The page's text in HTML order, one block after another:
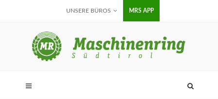
UNSERE BÜROS MRS APP